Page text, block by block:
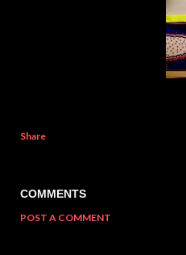
Share
COMMENTS
POST A COMMENT